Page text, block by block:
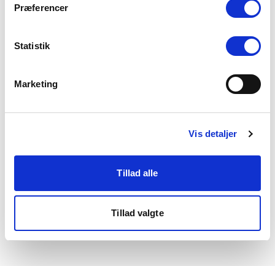
Præferencer
Statistik
Marketing
Vis detaljer
Tillad alle
Tillad valgte